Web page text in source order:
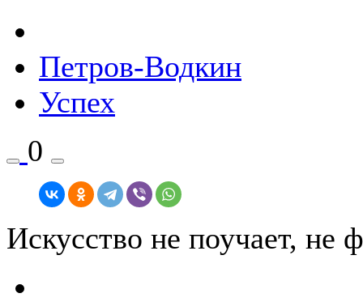
Петров-Водкин
Успех
0
Искусство не поучает, не